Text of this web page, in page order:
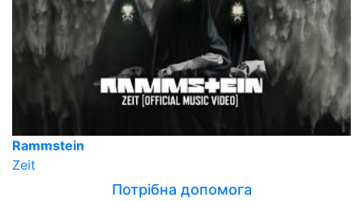
Rammstein
Zeit
Потрібна допомога